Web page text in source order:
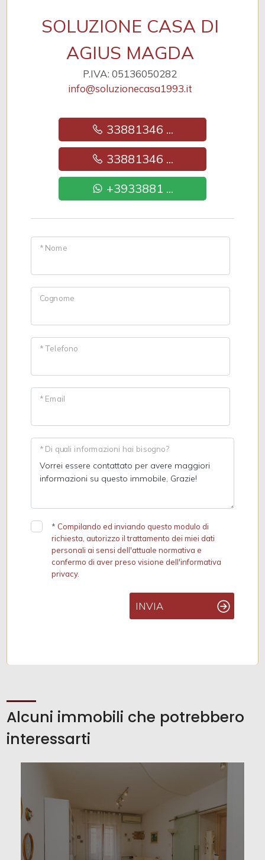
SOLUZIONE CASA DI
AGIUS MAGDA
P.IVA: 05136050282
info@soluzionecasa1993.it
33881346 ...
33881346 ...
+3933881 ...
* Nome
Cognome
* Telefono
* Email
* Di quali informazioni hai bisogno?
* Compilando ed inviando questo modulo di
richiesta, autorizzo il trattamento dei miei dati
personali ai sensi dell'attuale normativa e
confermo di aver preso visione dell'informativa
privacy.
INVIA
Alcuni immobili che potrebbero
interessarti